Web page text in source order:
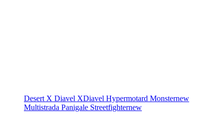
Desert X Diavel XDiavel Hypermotard Monsternew
Multistrada Panigale Streetfighternew